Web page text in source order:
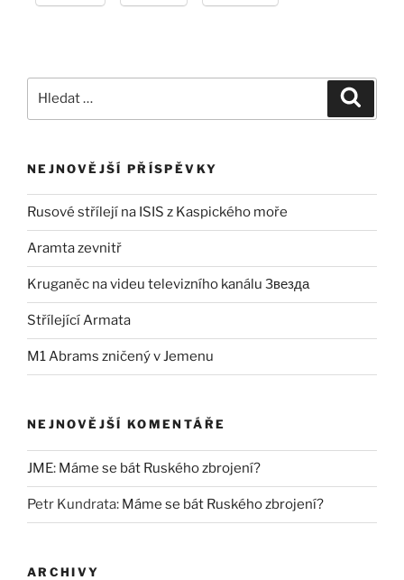
NEJNOVĚJŠÍ PŘÍSPĚVKY
Rusové střílejí na ISIS z Kaspického moře
Aramta zevnitř
Kruganěc na videu televizního kanálu Звезда
Střílející Armata
M1 Abrams zničený v Jemenu
NEJNOVĚJŠÍ KOMENTÁŘE
JME: Máme se bát Ruského zbrojení?
Petr Kundrata: Máme se bát Ruského zbrojení?
ARCHIVY